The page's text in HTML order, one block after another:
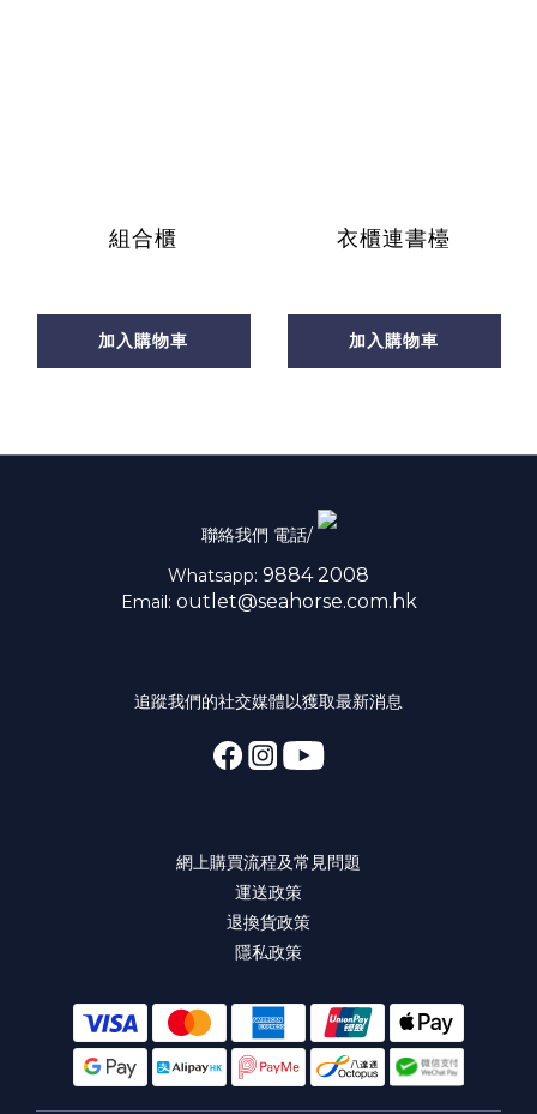
組合櫃
加入購物車
衣櫃連書檯
加入購物車
聯絡我們 電話/
Whatsapp: 9884 2008
Email: outlet@seahorse.com.hk
追蹤我們的社交媒體以獲取最新消息
網上購買流程及常見問題
運送政策
退換貨政策
隱私政策